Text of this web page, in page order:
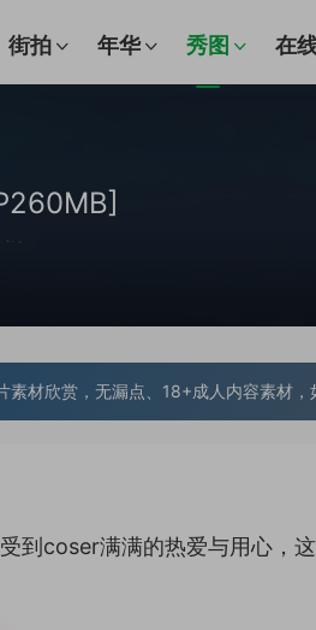
街拍 年华 秀图 在
材欣赏，无漏点、18+成人内容素材，
到coser满满的热爱与用心，